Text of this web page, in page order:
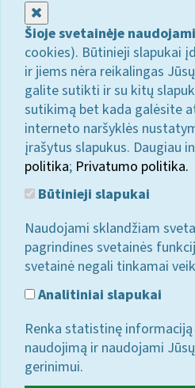
Šioje svetainėje
cookies). Būtinieji slapukai
ir jiems nėra reikalingas
galite sutikti ir su kitų
sutikimą bet kada galėsite
interneto naršyklės
įrašytus slapukus. Daugiau
politika; Privatumo politika.
Būtinieji slapukai
Naudojami sklandžiam
pagrindines svetainės
svetainė negali tinkamai
Analitiniai slapukai
Renka statistinę
naudojimą ir naudojami
gerinimui.